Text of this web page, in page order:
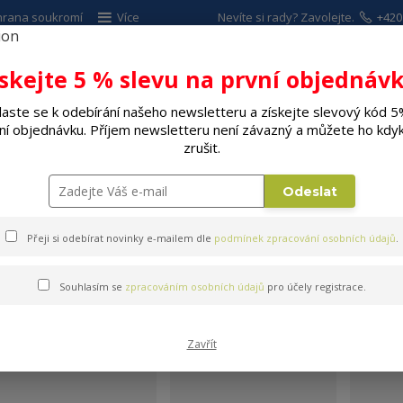
soukromí Více
Hledat
Nevíte si rady? Zavolejte.
SPOTŘEBIČE ELEKTRO DÍLNA A
5 % slevu na první
se k odebírání našeho newsletteru a získejte slevový kód
objednávku. Příjem newsletteru není závazný a můžete ho
zrušit.
Odeslat
Přeji si odebírat novinky e-mailem dle podmínek zpracování osobních údajů.
Souhlasím se zpracováním osobních údajů pro účely registrace.
Zavřít